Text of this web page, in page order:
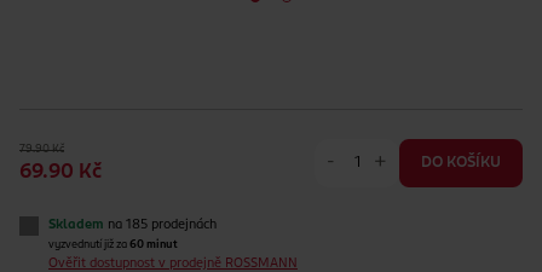
79.90 Kč
69.90 Kč
- + DO KOŠÍKU
Skladem na 185 prodejnách
vyzvednutí již za 60 minut
Ověřit dostupnost v prodejně ROSSMANN